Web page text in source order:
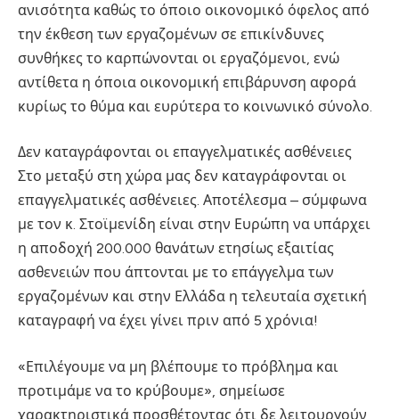
ανισότητα καθώς το όποιο οικονομικό όφελος από
την έκθεση των εργαζομένων σε επικίνδυνες
συνθήκες το καρπώνονται οι εργαζόμενοι, ενώ
αντίθετα η όποια οικονομική επιβάρυνση αφορά
κυρίως το θύμα και ευρύτερα το κοινωνικό σύνολο.
Δεν καταγράφονται οι επαγγελματικές ασθένειες
Στο μεταξύ στη χώρα μας δεν καταγράφονται οι
επαγγελματικές ασθένειες. Αποτέλεσμα – σύμφωνα
με τον κ. Στοϊμενίδη είναι στην Ευρώπη να υπάρχει
η αποδοχή 200.000 θανάτων ετησίως εξαιτίας
ασθενειών που άπτονται με το επάγγελμα των
εργαζομένων και στην Ελλάδα η τελευταία σχετική
καταγραφή να έχει γίνει πριν από 5 χρόνια!
«Επιλέγουμε να μη βλέπουμε το πρόβλημα και
προτιμάμε να το κρύβουμε», σημείωσε
χαρακτηριστικά προσθέτοντας ότι δε λειτουργούν